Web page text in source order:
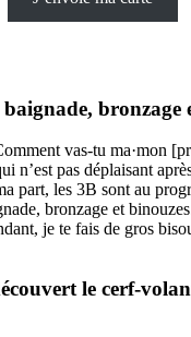
bronzage
vas-tu ma·mon
n’est pas déplaisant
part, les 3B sont au
bronzage et
je te fais de gros
le cerf-